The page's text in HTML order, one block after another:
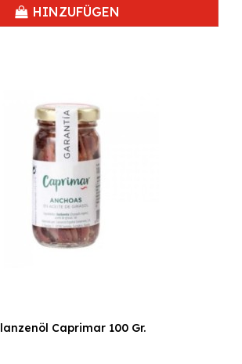
HINZUFÜGEN
Caprimar 100 Gr.